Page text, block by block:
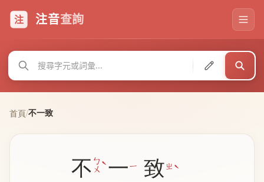
注 注音查詢
首頁/不一致
不 ㄅ
ㄨˋ一ㄧ 致 ㄓˋ